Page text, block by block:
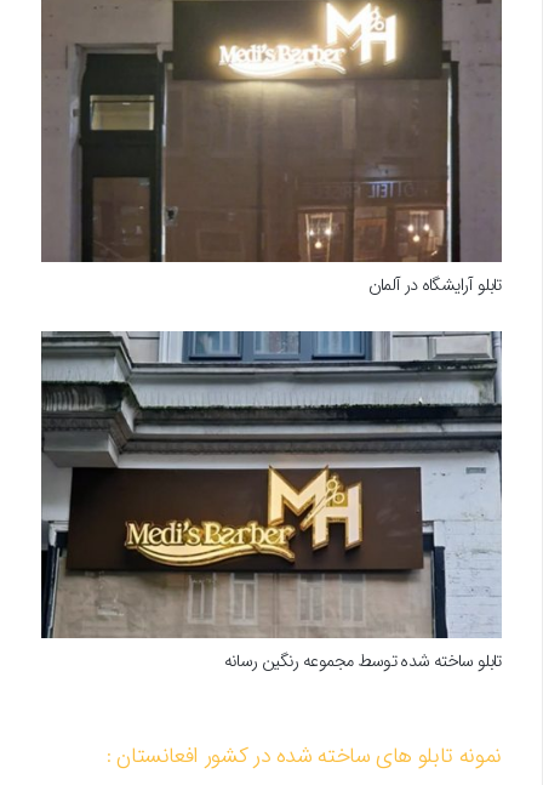
تابلو آرایشگاه در آلمان
تابلو ساخته شده توسط مجموعه رنگین رسانه
نمونه تابلو های ساخته شده در کشور افعانستان :